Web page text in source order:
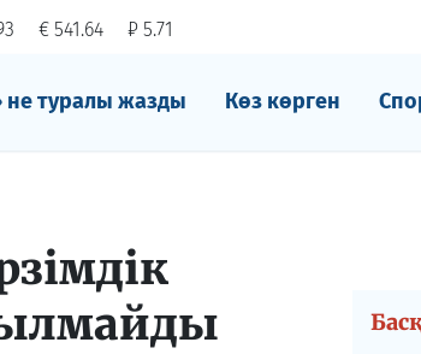
€ 541.64 ₽ 5.71
туралы жазды Көз көрген